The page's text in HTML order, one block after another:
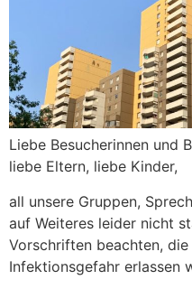
Liebe Besucherinnen und
liebe Eltern, liebe Kinder,
all unsere Gruppen,
auf Weiteres leider nicht
Vorschriften beachten,
Infektionsgefahr erlassen